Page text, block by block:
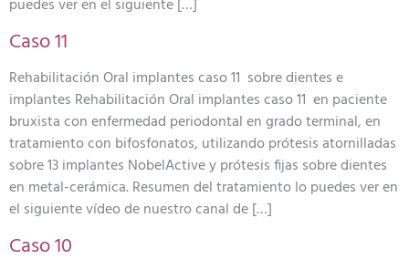
puedes ver en el siguiente […]
Caso 11
Rehabilitación Oral implantes caso 11 sobre dientes e
implantes Rehabilitación Oral implantes caso 11 en paciente
bruxista con enfermedad periodontal en grado terminal, en
tratamiento con bifosfonatos, utilizando prótesis atornilladas
sobre 13 implantes NobelActive y prótesis fijas sobre dientes
en metal-cerámica. Resumen del tratamiento lo puedes ver en
el siguiente vídeo de nuestro canal de […]
Caso 10